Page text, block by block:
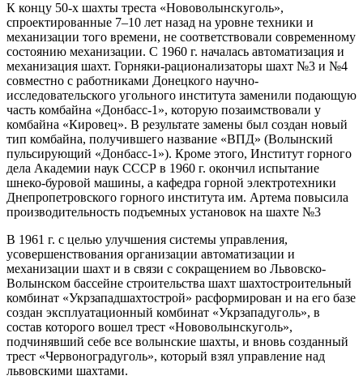
К концу 50-х шахты треста «Нововолынскуголь»,
спроектированные 7–10 лет назад на уровне техники и
механизации того времени, не соответствовали современному
состоянию механизации. С 1960 г. началась автоматизация и
механизация шахт. Горняки-рационализаторы шахт №3 и №4
совместно с работниками Донецкого научно-
исследовательского угольного института заменили подающую
часть комбайна «Донбасс-1», которую позаимствовали у
комбайна «Кировец». В результате замены был создан новый
тип комбайна, получившего название «ВПД» (Волынский
пульсирующий «Донбасс-1»). Кроме этого, Институт горного
дела Академии наук СССР в 1960 г. окончил испытание
шнеко-буровой машины, а кафедра горной электротехники
Днепропетровского горного института им. Артема повысила
производительность подъемных установок на шахте №3
В 1961 г. с целью улучшения системы управления,
усовершенствования организации автоматизации и
механизации шахт и в связи с сокращением во Львовско-
Волынском бассейне строительства шахт шахтостроительный
комбинат «Укрзападшахтострой» расформирован и на его базе
создан эксплуатационный комбинат «Укрзападуголь», в
состав которого вошел трест «Нововолынскуголь»,
подчинявший себе все волынские шахты, и вновь созданный
трест «Червоноградуголь», который взял управление над
львовскими шахтами.